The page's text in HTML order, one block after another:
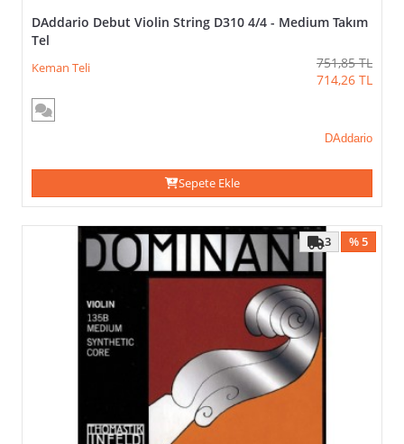
DAddario Debut Violin String D310 4/4 - Medium Takım
Tel
Keman Teli 751,85 TL
714,26 TL
DAddario
Sepete Ekle
% 5
3